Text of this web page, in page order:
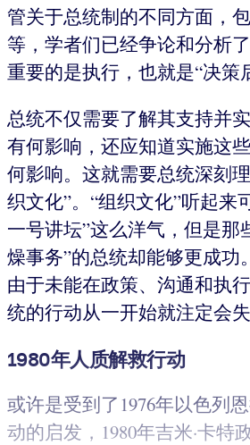
管关于总统制的不同方面，
等，学者们已经争论和分析
重要的是执行，也就是“决策
总统不仅需要了解其支持并
有何影响，还应知道实施这
何影响。这就需要总统深刻
织文化”。“组织文化”听起来
一号讲坛”这么洋气，但是那
燥事务”的总统却能够更成功
由于未能在政策、沟通和执
统的行动从一开始就注定会失
1980年人质解救行动
或许是受到了1976年以色列
动的启发，1980年吉米·卡特